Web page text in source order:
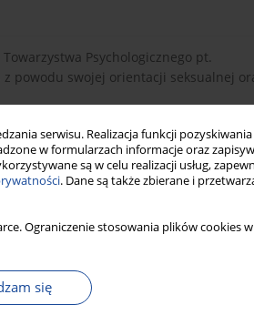
serwisu. Realizacja funkcji
w formularzach informacje oraz
są w celu realizacji usług,
. Dane są także zbierane i
Ograniczenie stosowania plików cookies
się
Psychologicznego pt.
powodu swojej orientacji seksualnej
Resistance to Sexual Justice, „Social
Forthcoming Policy Could Hurt
2.